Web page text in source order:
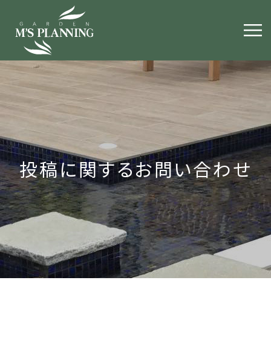
投稿に関するお問い合わせ